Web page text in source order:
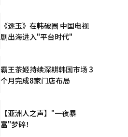
《逐玉》在韩破圈 中国电视
剧出海进入"平台时代"
霸王茶姬持续深耕韩国市场 3
个月完成8家门店布局
【亚洲人之声】"一夜暴
富"梦碎！